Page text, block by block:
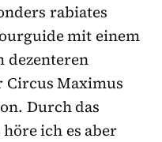
rabiates
mit einem
dezenteren
Maximus
Durch das
ich es aber